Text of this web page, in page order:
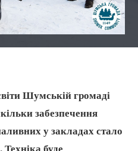
Шумській громаді
забезпечення
у закладах стало